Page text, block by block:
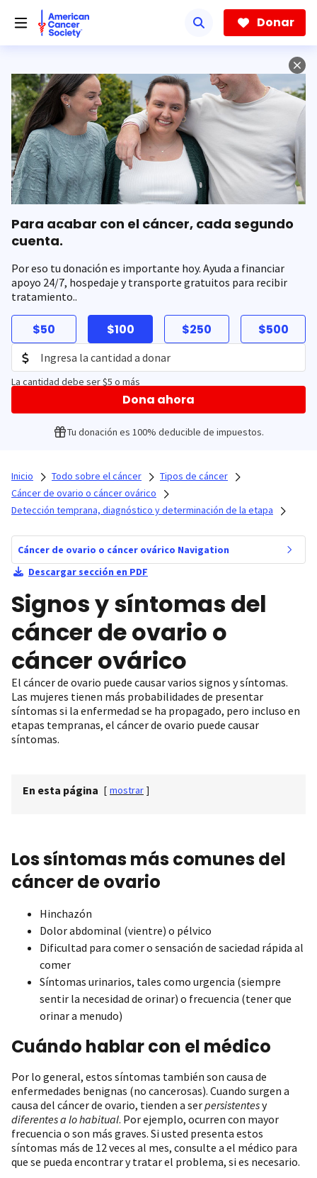
hacia
contenido
Donar
Para acabar con el cáncer, cada segundo
cuenta.
Por eso tu donación es importante hoy. Ayuda a financiar
apoyo 24/7, hospedaje y transporte gratuitos para recibir
tratamiento..
$50 $100 $250 $500
La cantidad debe ser $5 o más
Dona ahora
Tu donación es 100% deducible de impuestos.
Inicio Todo sobre el cáncer
Tipos de cáncer
Cáncer de ovario o cáncer ovárico
Detección temprana, diagnóstico y determinación de la etapa
Cáncer de ovario o cáncer ovárico Navigation
Descargar sección en PDF
Signos y síntomas del
cáncer de ovario o
cáncer ovárico
El cáncer de ovario puede causar varios signos y síntomas.
Las mujeres tienen más probabilidades de presentar
síntomas si la enfermedad se ha propagado, pero incluso en
etapas tempranas, el cáncer de ovario puede causar
síntomas.
En esta página [ mostrar ]
Los síntomas más comunes del
cáncer de ovario
Hinchazón
Dolor abdominal (vientre) o pélvico
Dificultad para comer o sensación de saciedad rápida al
comer
Síntomas urinarios, tales como urgencia (siempre
sentir la necesidad de orinar) o frecuencia (tener que
orinar a menudo)
Cuándo hablar con el médico
Por lo general, estos síntomas también son causa de
enfermedades benignas (no cancerosas). Cuando surgen a
causa del cáncer de ovario, tienden a serpersistentesy
diferentes a lo habitual. Por ejemplo, ocurren con mayor
frecuencia o son más graves. Si usted presenta estos
síntomas más de 12 veces al mes, consulte a el médico para
que se pueda encontrar y tratar el problema, si es necesario.